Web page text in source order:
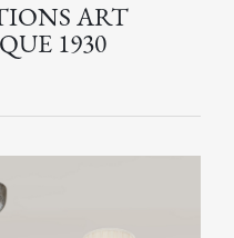
ART
1930